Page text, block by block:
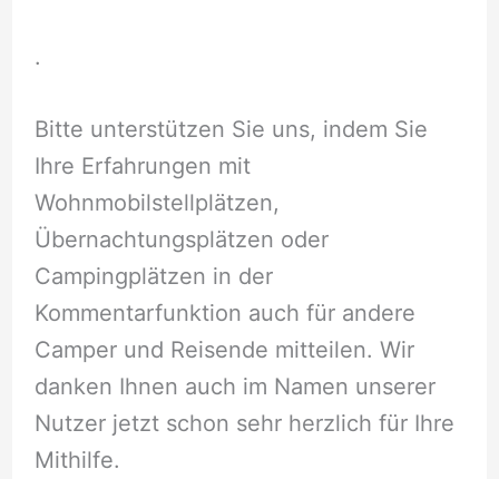
.
Bitte unterstützen Sie uns, indem Sie
Ihre Erfahrungen mit
Wohnmobilstellplätzen,
Übernachtungsplätzen oder
Campingplätzen in der
Kommentarfunktion auch für andere
Camper und Reisende mitteilen. Wir
danken Ihnen auch im Namen unserer
Nutzer jetzt schon sehr herzlich für Ihre
Mithilfe.